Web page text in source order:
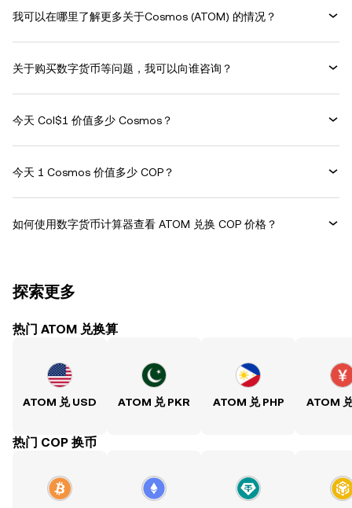
我可以在哪里了解更多关于Cosmos (ATOM) 的情况？
关于购买数字货币等问题，我可以向谁咨询？
今天 Col$1 价值多少 Cosmos？
今天 1 Cosmos 价值多少 COP？
如何使用数字货币计算器查看 ATOM 兑换 COP 价格？
探索更多
热门 ATOM 兑换算
ATOM 兑 USD ATOM 兑 PKR ATOM 兑 PHP ATOM
热门 COP 换币